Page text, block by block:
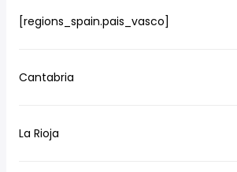
[regions_spain.pais_vasco]
Cantabria
La Rioja